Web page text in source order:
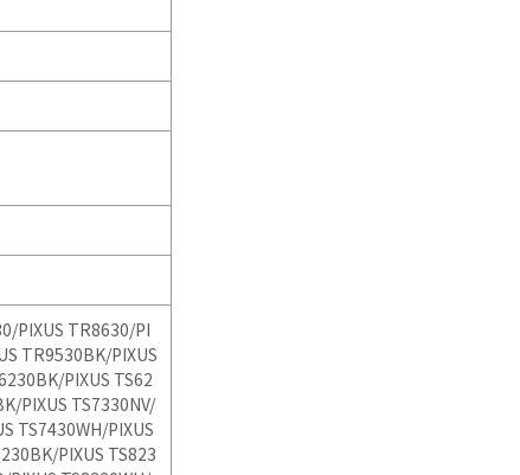
PIXUS TR8630/PI
TR9530BK/PIXUS
PIXUS TS62
PIXUS TS7330NV/
TS7430WH/PIXUS
PIXUS TS823